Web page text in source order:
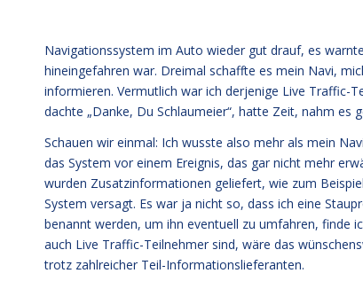
Navigationssystem im Auto wieder gut drauf, es
hineingefahren war. Dreimal schaffte es mein Navi,
informieren. Vermutlich war ich derjenige Live Traffic-
dachte „Danke, Du Schlaumeier“, hatte Zeit, nahm es
Schauen wir einmal: Ich wusste also mehr als mein
das System vor einem Ereignis, das gar nicht mehr
wurden Zusatzinformationen geliefert, wie zum
System versagt. Es war ja nicht so, dass ich eine
benannt werden, um ihn eventuell zu umfahren, finde
auch Live Traffic-Teilnehmer sind, wäre das
trotz zahlreicher Teil-Informationslieferanten.